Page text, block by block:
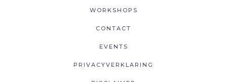
WORKSHOPS
CONTACT
EVENTS
PRIVACYVERKLARING